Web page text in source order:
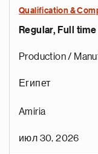
Qualification &
Regular, Full time
Production /
Египет
Amiria
июл 30, 2026
ы
я
т
р